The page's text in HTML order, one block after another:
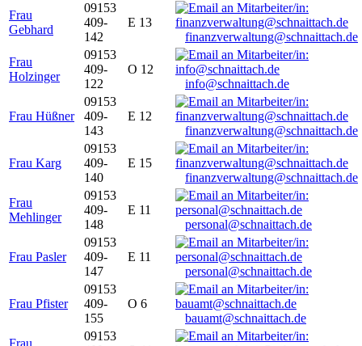
Frau
Gebhard
09153
409-
142
E 13
finanzverwaltung@schnaittach.de
Frau
Holzinger
09153
409-
122
O 12
info@schnaittach.de
Frau Hüßner
09153
409-
143
E 12
finanzverwaltung@schnaittach.de
Frau Karg
09153
409-
140
E 15
finanzverwaltung@schnaittach.de
Frau
Mehlinger
09153
409-
148
E 11
personal@schnaittach.de
Frau Pasler
09153
409-
147
E 11
personal@schnaittach.de
Frau Pfister
09153
409-
155
O 6
bauamt@schnaittach.de
09153